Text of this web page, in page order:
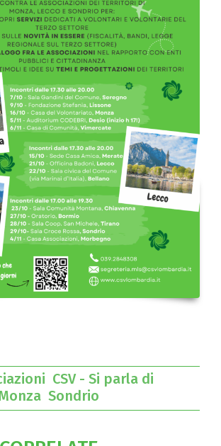
CSV - Si parla di
Sondrio